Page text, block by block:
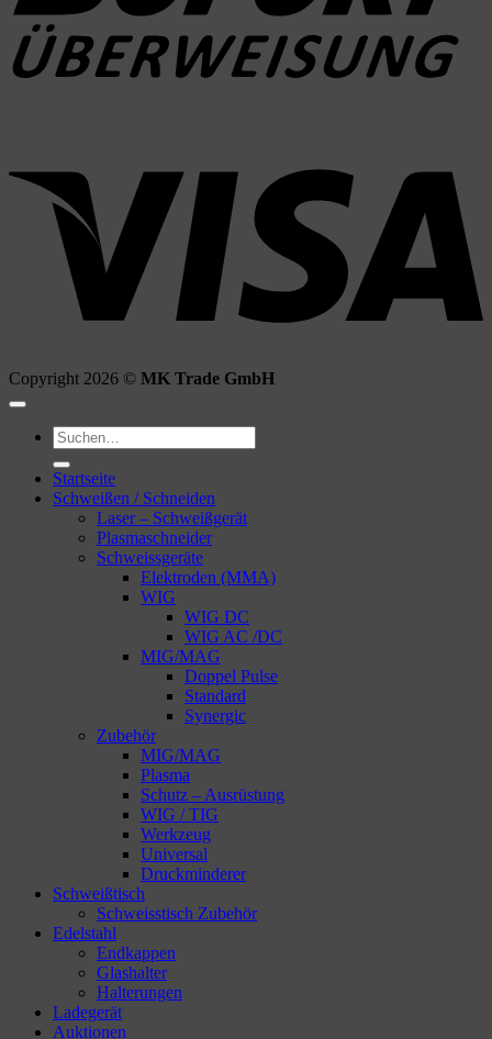
Copyright 2026 © MK Trade GmbH
Suchen
nach:
Startseite
Schweißen / Schneiden
Laser – Schweißgerät
Plasmaschneider
Schweissgeräte
Elektroden (MMA)
WIG
WIG DC
WIG AC /DC
MIG/MAG
Doppel Pulse
Standard
Synergic
Zubehör
MIG/MAG
Plasma
Schutz – Ausrüstung
WIG / TIG
Werkzeug
Universal
Druckminderer
Schweißtisch
Schweisstisch Zubehör
Edelstahl
Endkappen
Glashalter
Halterungen
Ladegerät
Auktionen